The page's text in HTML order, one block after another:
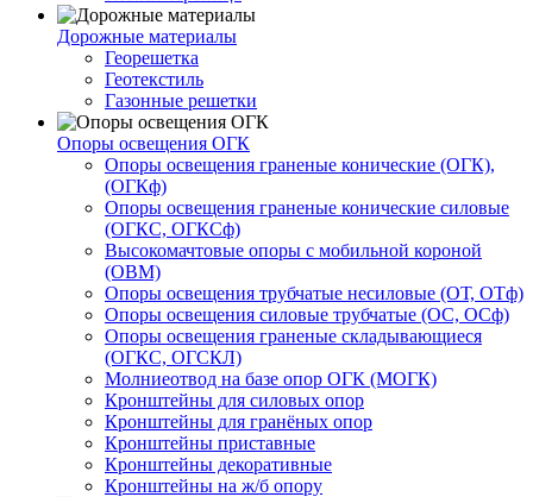
Дорожные материалы
Георешетка
Геотекстиль
Газонные решетки
Опоры освещения ОГК
Опоры освещения граненые конические (ОГК),
(ОГКф)
Опоры освещения граненые конические силовые
(ОГКС, ОГКСф)
Высокомачтовые опоры с мобильной короной
(ОВМ)
Опоры освещения трубчатые несиловые (ОТ, ОТф)
Опоры освещения силовые трубчатые (ОС, ОСф)
Опоры освещения граненые складывающиеся
(ОГКС, ОГСКЛ)
Молниеотвод на базе опор ОГК (МОГК)
Кронштейны для силовых опор
Кронштейны для гранёных опор
Кронштейны приставные
Кронштейны декоративные
Кронштейны на ж/б опору